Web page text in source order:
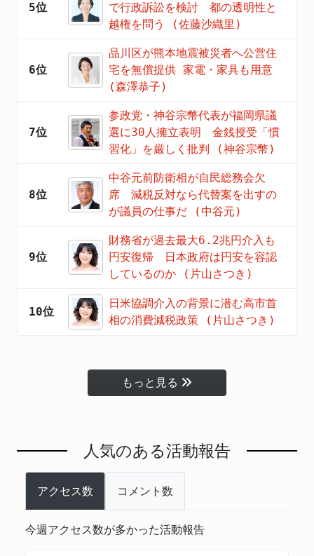
5位
で行政訴訟を検討 都の透明性と
越権を問う (佐藤沙織里)
6位
品川区が熊本地震被災者へ公営住
宅を無償提供 家電・家具も用意
(森澤恭子)
7位
参政党・神谷宗幣代表が福岡県議
選に30人擁立表明 金銭授受「慣
習化」を厳しく批判 (神谷宗幣)
8位
中谷元前防衛相が自民総務会欠
席 減税反対なら代替案を出すの
が議員の仕事だ (中谷元)
9位
財務省が過去最大6.2兆円介入も
円安復帰 日本政府は円安を容認
しているのか (片山さつき)
10位
日米協調介入の背景に潜む高市首
相の消費減税政策 (片山さつき)
もっと見る
人気のある活動報告
アクセス数 コメント数
今週アクセス数が多かった活動報告